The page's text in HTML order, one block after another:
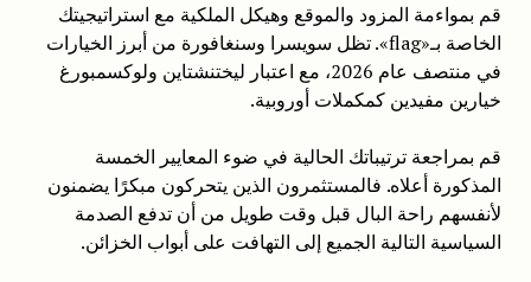
قم بمواءمة المزود والموقع وهيكل الملكية مع استراتيجيتك
الخاصة بـ«flag». تظل سويسرا وسنغافورة من أبرز الخيارات
في منتصف عام 2026، مع اعتبار ليختنشتاين ولوكسمبورغ
خيارين مفيدين كمكملات أوروبية.
قم بمراجعة ترتيباتك الحالية في ضوء المعايير الخمسة
المذكورة أعلاه. فالمستثمرون الذين يتحركون مبكرًا يضمنون
لأنفسهم راحة البال قبل وقت طويل من أن تدفع الصدمة
السياسية التالية الجميع إلى التهافت على أبواب الخزائن.